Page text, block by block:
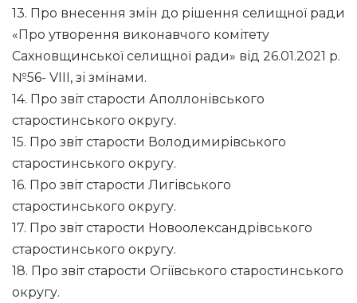
13. Про внесення змін до рішення селищної ради
«Про утворення виконавчого комітету
Сахновщинської селищної ради» від 26.01.2021 р.
№56- VIII, зі змінами.
14. Про звіт старости Аполлонівського
старостинського округу.
15. Про звіт старости Володимирівського
старостинського округу.
16. Про звіт старости Лигівського
старостинського округу.
17. Про звіт старости Новоолександрівського
старостинського округу.
18. Про звіт старости Огіївського старостинського
округу.